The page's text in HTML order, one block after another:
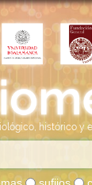
histórico y